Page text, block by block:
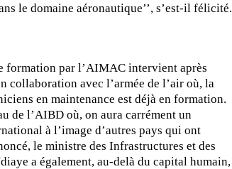
le domaine aéronautique’’, s’est-il félicité.
formation par l’AIMAC intervient après
collaboration avec l’armée de l’air où, la
en maintenance est déjà en formation.
de l’AIBD où, on aura carrément un
à l’image d’autres pays qui ont
le ministre des Infrastructures et des
a également, au-delà du capital humain,